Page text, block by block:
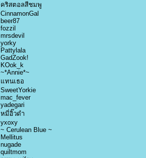
คริสตอลสีชมพู
CinnamonGal
beer87
fozzil
mrsdevil
yorky
Pattylala
GadZook!
KOok_k
~*Annie*~
ทนเธอ
SweetYorkie
mac_fever
yadegari
หมี่อิ๊วดำ
yxoxy
~ Cerulean Blue ~
Mellitus
nugade
quiltmom